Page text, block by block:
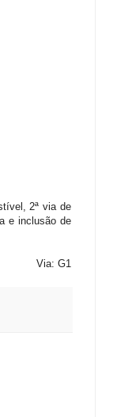
2ª via de
e inclusão de
Via: G1